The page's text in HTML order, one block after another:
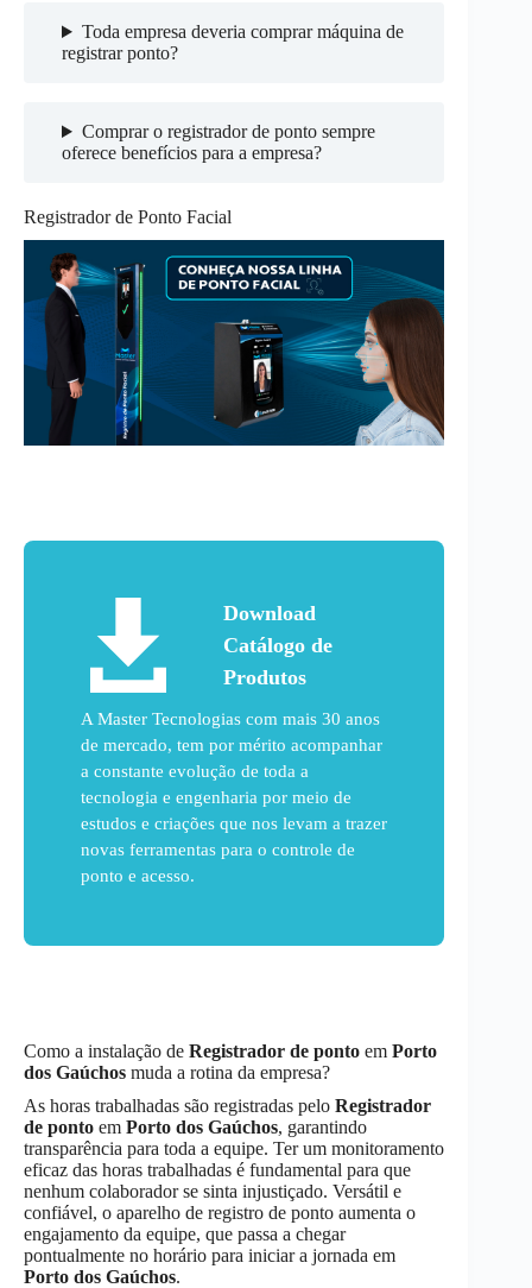
Toda empresa deveria comprar máquina de
registrar ponto?
Comprar o registrador de ponto sempre
oferece benefícios para a empresa?
Registrador de Ponto Facial
Download
Catálogo de
Produtos
A Master Tecnologias com mais 30 anos
de mercado, tem por mérito acompanhar
a constante evolução de toda a
tecnologia e engenharia por meio de
estudos e criações que nos levam a trazer
novas ferramentas para o controle de
ponto e acesso.
Como a instalação de Registrador de ponto em Porto
dos Gaúchos muda a rotina da empresa?
As horas trabalhadas são registradas pelo Registrador
de ponto em Porto dos Gaúchos, garantindo
transparência para toda a equipe. Ter um monitoramento
eficaz das horas trabalhadas é fundamental para que
nenhum colaborador se sinta injustiçado. Versátil e
confiável, o aparelho de registro de ponto aumenta o
engajamento da equipe, que passa a chegar
pontualmente no horário para iniciar a jornada em
Porto dos Gaúchos.